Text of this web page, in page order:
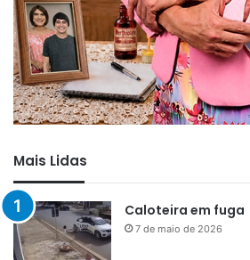
Mais Lidas
Caloteira em fuga
7 de maio de 2026